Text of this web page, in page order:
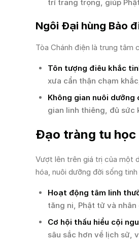
trí trang trọng, giúp
Ngôi Đại hùng Bảo
Tòa Chánh điện là trung tâm
Tôn tượng điêu khắc
xưa cẩn thận chạm
Không gian nuôi dưỡng
gian linh thiêng, đủ sức
Đạo tràng tu học
Vượt lên trên giá trị của một
hóa, nuôi dưỡng đời sống
Hoạt động tâm linh
tăng ni, Phật tử và
Cơ hội thấu hiểu cội
sâu sắc hơn về lịch sử,